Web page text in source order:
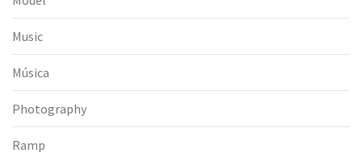
Music
Música
Photography
Ramp